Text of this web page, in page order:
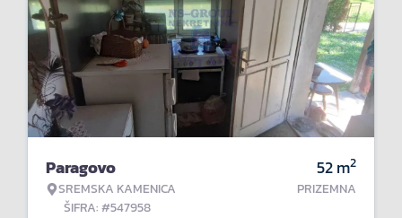
Paragovo
SREMSKA KAMENICA
ŠIFRA: #547958
52m2
PRIZEMNA